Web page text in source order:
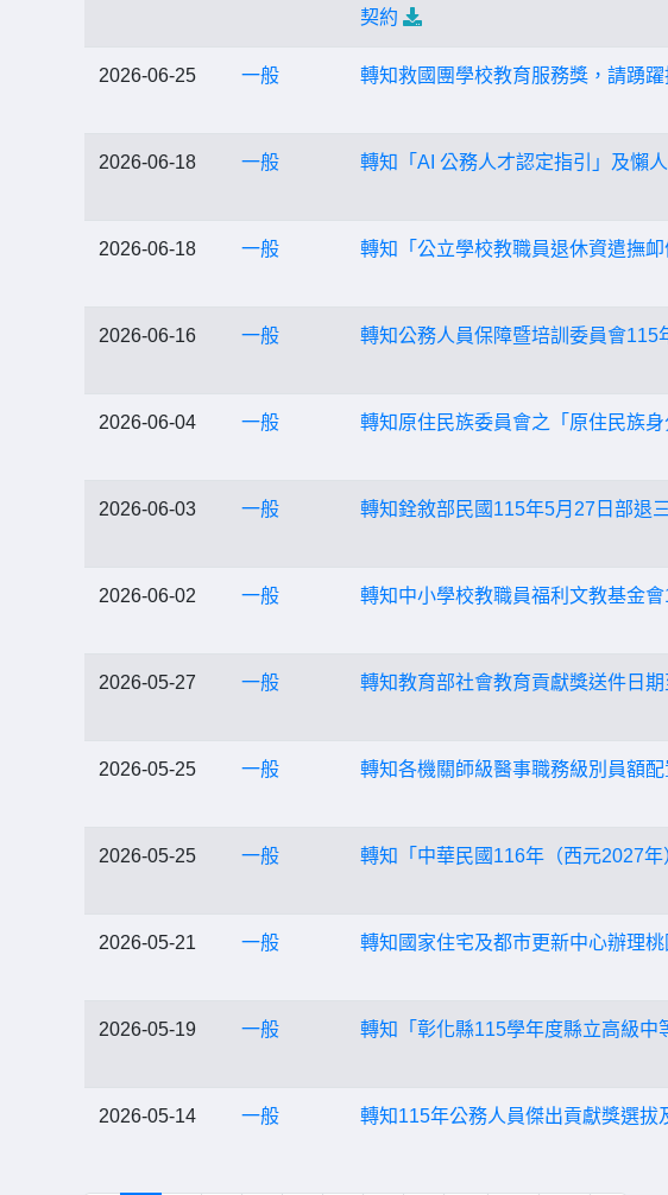
契約
2026-06-25 一般 轉知救國團學校教育服務獎，請踴
2026-06-18 一般 轉知「AI 公務人才認定指引」及懶
2026-06-18 一般 轉知「公立學校教職員退休資遣撫
2026-06-16 一般 轉知公務人員保障暨培訓委員會115
2026-06-04 一般 轉知原住民族委員會之「原住民族
2026-06-03 一般 轉知銓敘部民國115年5月27日部退
2026-06-02 一般 轉知中小學校教職員福利文教基金
2026-05-27 一般 轉知教育部社會教育貢獻獎送件日
2026-05-25 一般 轉知各機關師級醫事職務級別員額
2026-05-25 一般 轉知「中華民國116年（西元2027
2026-05-21 一般 轉知國家住宅及都市更新中心辦理
2026-05-19 一般 轉知「彰化縣115學年度縣立高級
2026-05-14 一般 轉知115年公務人員傑出貢獻獎選拔